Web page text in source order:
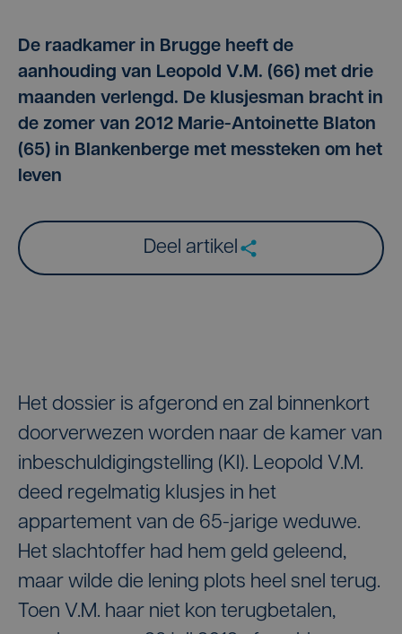
De raadkamer in Brugge heeft de
aanhouding van Leopold V.M. (66) met drie
maanden verlengd. De klusjesman bracht in
de zomer van 2012 Marie-Antoinette Blaton
(65) in Blankenberge met messteken om het
leven
Deel artikel
Het dossier is afgerond en zal binnenkort
doorverwezen worden naar de kamer van
inbeschuldigingstelling (KI). Leopold V.M.
deed regelmatig klusjes in het
appartement van de 65-jarige weduwe.
Het slachtoffer had hem geld geleend,
maar wilde die lening plots heel snel terug.
Toen V.M. haar niet kon terugbetalen,